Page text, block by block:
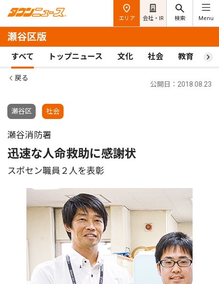
エリア 会社・IR 検索 Menu
瀬谷区版
すべて トップニュース 文化 社会 教育 ス
戻る
瀬谷区 社会
公開日：2018.08.23
瀬谷消防署
迅速な人命救助に感謝状
スポセン職員２人を表彰